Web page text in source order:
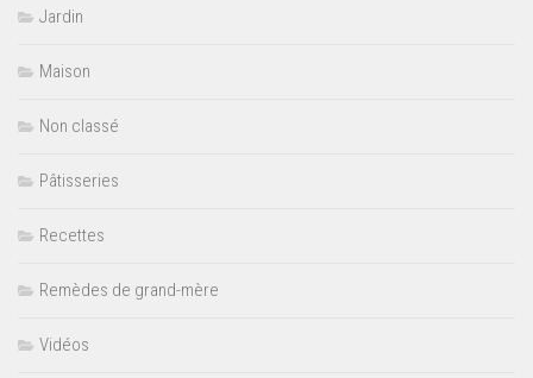
Jardin
Maison
Non classé
Pâtisseries
Recettes
Remèdes de grand-mère
Vidéos